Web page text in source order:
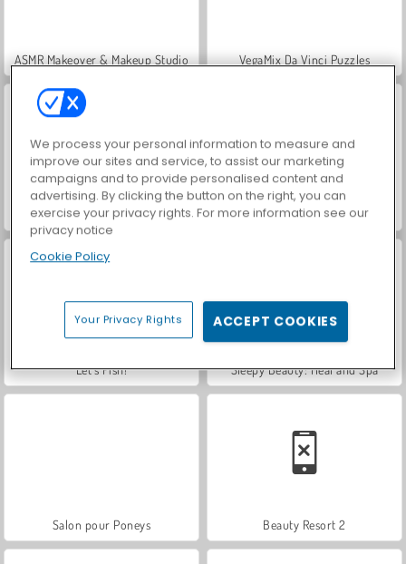
ASMR Makeover & Makeup Studio VegaMix Da Vinci Puzzles
Farm Merge Valley World War 2 Shooter
Let's Fish! Sleepy Beauty: Heal and Spa
Salon pour Poneys Beauty Resort 2
We process your personal information to measure and
improve our sites and service, to assist our marketing
campaigns and to provide personalised content and
advertising. By clicking the button on the right, you can
exercise your privacy rights. For more information see our
privacy notice
Cookie Policy
Your Privacy Rights ACCEPT COOKIES